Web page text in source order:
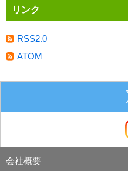
リンク
RSS2.0
ATOM
会社概要